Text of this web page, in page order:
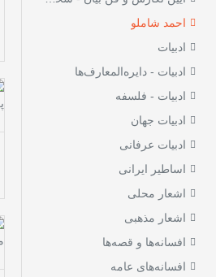
احمد شاملو
ادبیات
ادبیات - دایره‌المعارف‌ها
ادبیات - فلسفه
ادبیات جهان
ادبیات عرفانی
اساطیر ایرانی
اشعار محلی
اشعار مذهبی
افسانه‌ها و قصه‌ها
افسانه‌های عامه